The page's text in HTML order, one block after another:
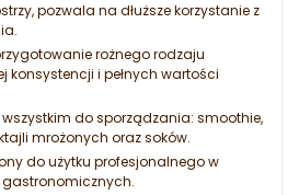
pozwala na dłuższe korzystanie z
rożnego rodzaju
konsystencji i pełnych wartości
wszystkim do sporządzania: smoothie,
mrożonych oraz soków.
do użytku profesjonalnego w